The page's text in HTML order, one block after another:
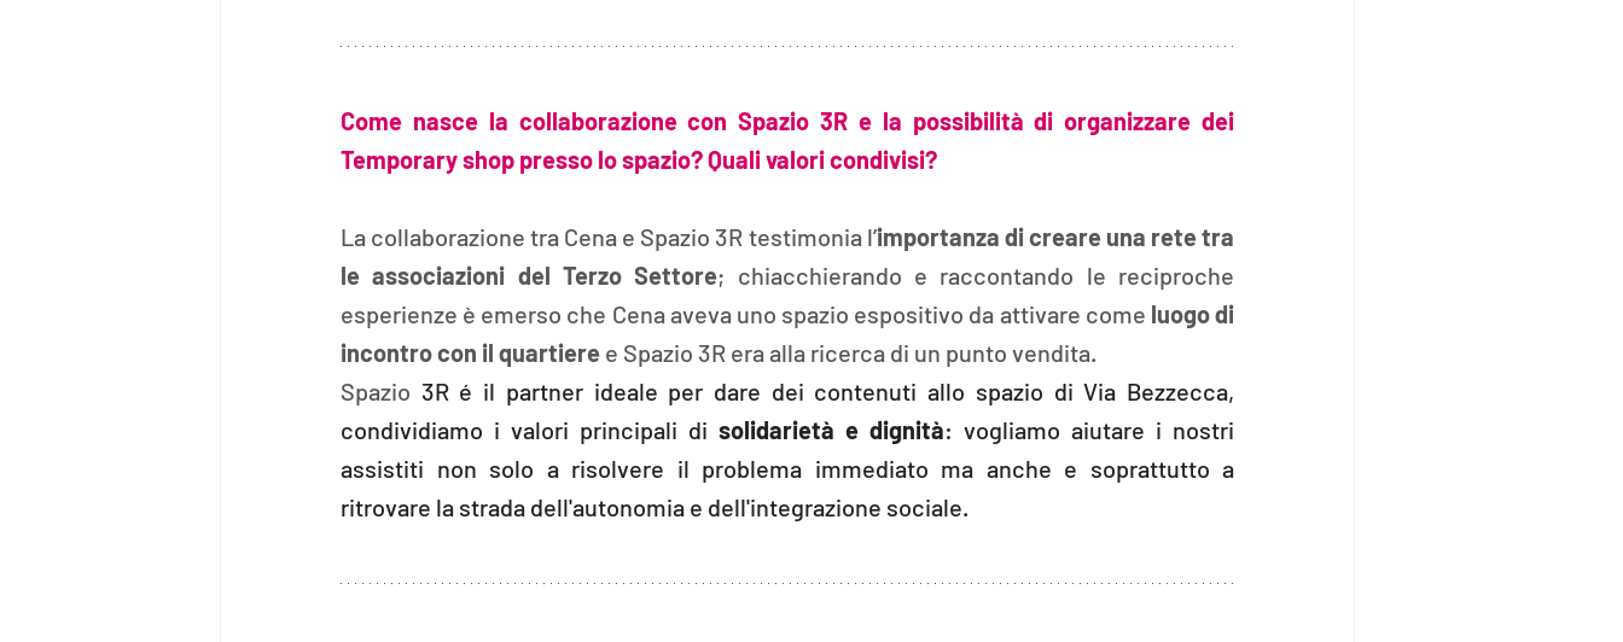
Come nasce la collaborazione con Spazio 3R e la possibilità di organizzare dei
Temporary shop presso lo spazio? Quali valori condivisi?
La collaborazione tra Cena e Spazio 3R testimonia l’importanza di creare una rete tra
le associazioni del Terzo Settore; chiacchierando e raccontando le reciproche
esperienze è emerso che Cena aveva uno spazio espositivo da attivare come luogo di
incontro con il quartiere e Spazio 3R era alla ricerca di un punto vendita.
Spazio 3R é il partner ideale per dare dei contenuti allo spazio di Via Bezzecca,
condividiamo i valori principali di solidarietà e dignità: vogliamo aiutare i nostri
assistiti non solo a risolvere il problema immediato ma anche e soprattutto a
ritrovare la strada dell'autonomia e dell'integrazione sociale.